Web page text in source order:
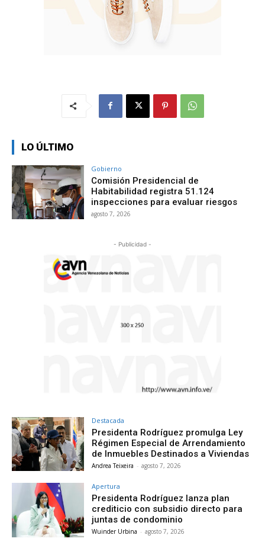
LO ÚLTIMO
Gobierno
Comisión Presidencial de
Habitabilidad registra 51.124
inspecciones para evaluar riesgos
agosto 7, 2026
- Publicidad -
Destacada
Presidenta Rodríguez promulga Ley
Régimen Especial de Arrendamiento
de Inmuebles Destinados a Viviendas
Andrea Teixeira - agosto 7, 2026
Apertura
Presidenta Rodríguez lanza plan
crediticio con subsidio directo para
juntas de condominio
Wuinder Urbina - agosto 7, 2026